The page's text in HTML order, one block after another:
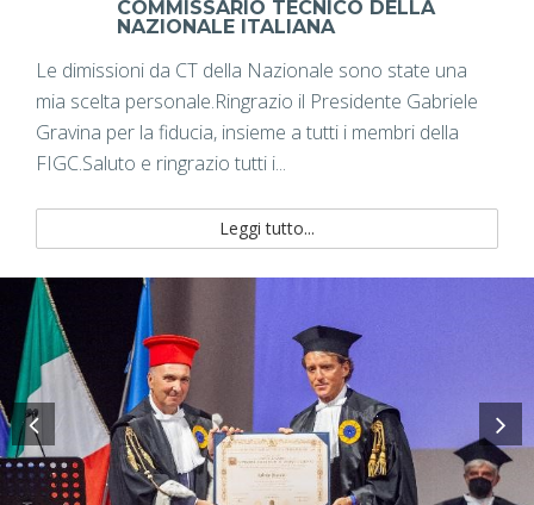
COMMISSARIO TECNICO DELLA
NAZIONALE ITALIANA
Le dimissioni da CT della Nazionale sono state una
mia scelta personale.Ringrazio il Presidente Gabriele
Gravina per la fiducia, insieme a tutti i membri della
FIGC.Saluto e ringrazio tutti i...
Leggi tutto...
Previous